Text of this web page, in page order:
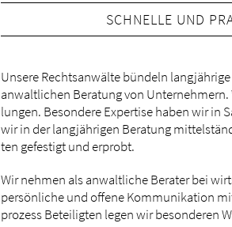
SCHNELLE UND
Un­se­re Rechts­an­wäl­te bün­deln
an­walt­li­chen Be­ra­tung von
lun­gen. Be­son­de­re Ex­per­ti­se ha­ben wir in
wir in der lang­jäh­ri­gen Be­ra­tung
ten ge­fes­tigt und er­probt.
Wir neh­men als an­walt­li­che Be­ra­ter bei
per­sön­li­che und of­fe­ne Kom­mu­ni­ka­ti­on
pro­zess Be­tei­lig­ten le­gen wir be­son­de­ren